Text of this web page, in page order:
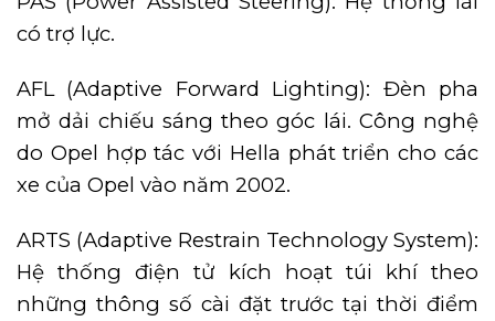
có trợ lực.
AFL (Adaptive Forward Lighting): Đèn pha
mở dải chiếu sáng theo góc lái. Công nghệ
do Opel hợp tác với Hella phát triển cho các
xe của Opel vào năm 2002.
ARTS (Adaptive Restrain Technology System):
Hệ thống điện tử kích hoạt túi khí theo
những thông số cài đặt trước tại thời điểm